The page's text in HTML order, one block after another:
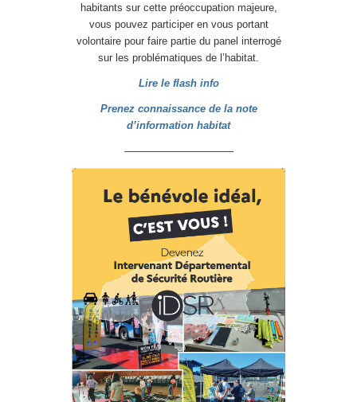
habitants sur cette préoccupation majeure,
vous pouvez participer en vous portant
volontaire pour faire partie du panel interrogé
sur les problématiques de l’habitat.
Lire le flash info
Prenez connaissance de la note
d’information habitat
——————————–